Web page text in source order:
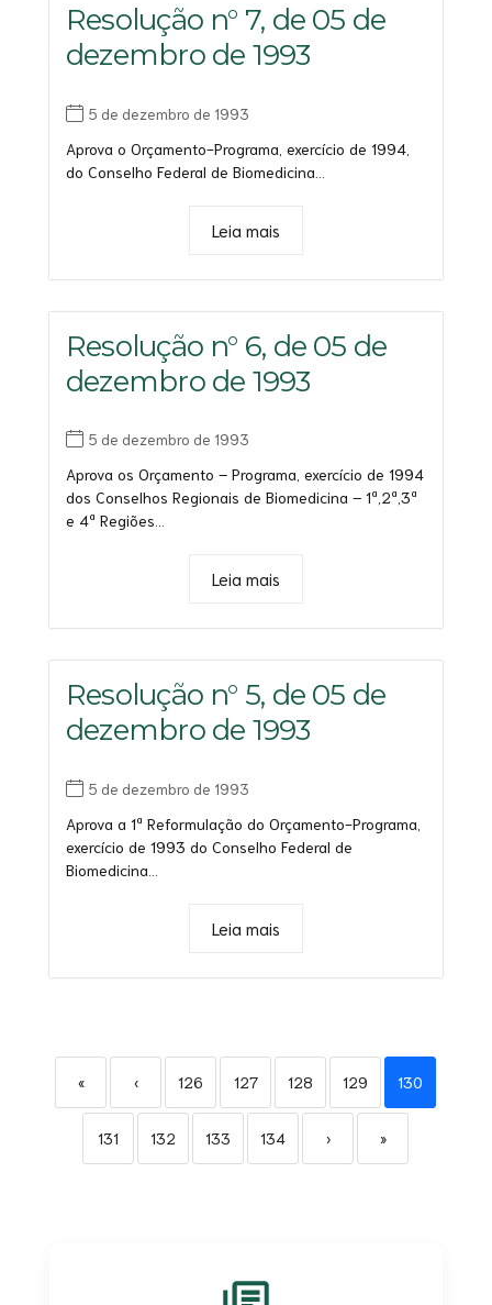
Resolução n° 7, de 05 de
dezembro de 1993
5 de dezembro de 1993
Aprova o Orçamento-Programa, exercício de 1994,
do Conselho Federal de Biomedicina...
Leia mais
Resolução n° 6, de 05 de
dezembro de 1993
5 de dezembro de 1993
Aprova os Orçamento – Programa, exercício de 1994
dos Conselhos Regionais de Biomedicina – 1ª,2ª,3ª
e 4ª Regiões...
Leia mais
Resolução n° 5, de 05 de
dezembro de 1993
5 de dezembro de 1993
Aprova a 1ª Reformulação do Orçamento-Programa,
exercício de 1993 do Conselho Federal de
Biomedicina...
Leia mais
« ‹ 126 127 128 129 130
131 132 133 134 › »